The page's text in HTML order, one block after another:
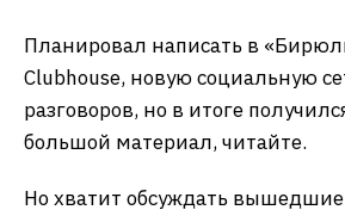
Планировал написать в
Clubhouse, новую социальную
разговоров, но в итоге
большой материал, читайте.
Но хватит обсуждать